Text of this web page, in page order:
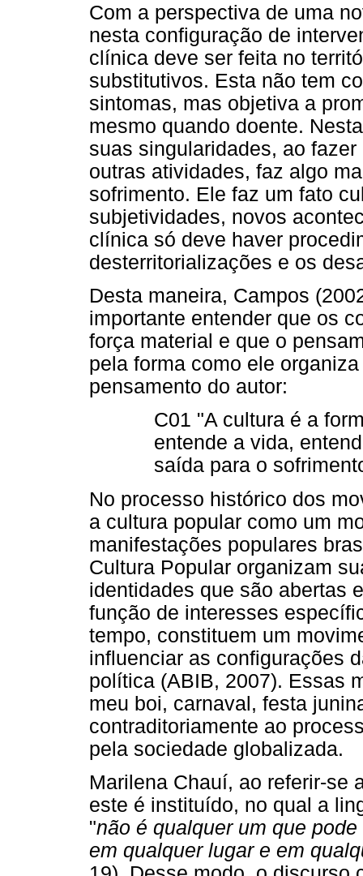
Com a perspectiva de uma
nesta configuração de
clínica deve ser feita no
substitutivos. Esta não tem
sintomas, mas objetiva a
mesmo quando doente.
suas singularidades, ao
outras atividades, faz algo
sofrimento. Ele faz um fato
subjetividades, novos
clínica só deve haver
desterritorializações e os
Desta maneira, Campos
importante entender que os
força material e que o
pela forma como ele
pensamento do autor:
C01 "A cultura é a
entende a vida,
saída para o
No processo histórico dos
a cultura popular como um
manifestações populares
Cultura Popular organizam
identidades que são abertas
função de interesses
tempo, constituem um
influenciar as configurações
política (ABIB, 2007). Essas
meu boi, carnaval, festa
contraditoriamente ao
pela sociedade globalizada.
Marilena Chauí, ao referir-se
este é instituído, no qual a
"não é qualquer um que
em qualquer lugar e em